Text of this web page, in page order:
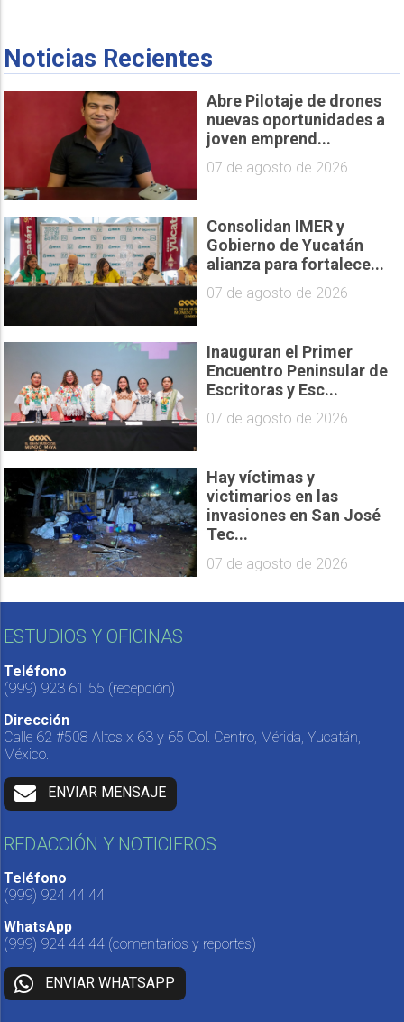
Noticias Recientes
Abre Pilotaje de drones
nuevas oportunidades a
joven emprend...
07 de agosto de 2026
Consolidan IMER y
Gobierno de Yucatán
alianza para fortalece...
07 de agosto de 2026
Inauguran el Primer
Encuentro Peninsular de
Escritoras y Esc...
07 de agosto de 2026
Hay víctimas y
victimarios en las
invasiones en San José
Tec...
07 de agosto de 2026
ESTUDIOS Y OFICINAS
Teléfono
(999) 923 61 55 (recepción)
Dirección
Calle 62 #508 Altos x 63 y 65 Col. Centro, Mérida, Yucatán,
México.
ENVIAR MENSAJE
REDACCIÓN Y NOTICIEROS
Teléfono
(999) 924 44 44
WhatsApp
(999) 924 44 44 (comentarios y reportes)
ENVIAR WHATSAPP